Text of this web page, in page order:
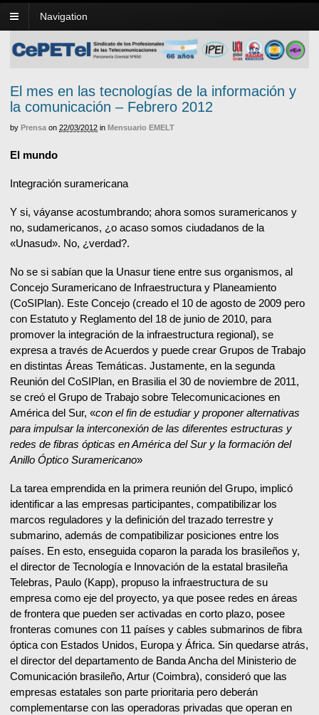
Navigation
El mes en las tecnologías de la información y
la comunicación – Febrero 2012
by Prensa on 22/03/2012 in Mensuario EMELT
El mundo
Integración suramericana
Y si, váyanse acostumbrando; ahora somos suramericanos y
no, sudamericanos, ¿o acaso somos ciudadanos de la
«Unasud». No, ¿verdad?.
No se si sabían que la Unasur tiene entre sus organismos, al
Concejo Suramericano de Infraestructura y Planeamiento
(CoSIPlan). Este Concejo (creado el 10 de agosto de 2009 pero
con Estatuto y Reglamento del 18 de junio de 2010, para
promover la integración de la infraestructura regional), se
expresa a través de Acuerdos y puede crear Grupos de Trabajo
en distintas Áreas Temáticas. Justamente, en la segunda
Reunión del CoSIPlan, en Brasilia el 30 de noviembre de 2011,
se creó el Grupo de Trabajo sobre Telecomunicaciones en
América del Sur, «con el fin de estudiar y proponer alternativas
para impulsar la interconexión de las diferentes estructuras y
redes de fibras ópticas en América del Sur y la formación del
Anillo Óptico Suramericano»
La tarea emprendida en la primera reunión del Grupo, implicó
identificar a las empresas participantes, compatibilizar los
marcos reguladores y la definición del trazado terrestre y
submarino, además de compatibilizar posiciones entre los
países. En esto, enseguida coparon la parada los brasileños y,
el director de Tecnología e Innovación de la estatal brasileña
Telebras, Paulo (Kapp), propuso la infraestructura de su
empresa como eje del proyecto, ya que posee redes en áreas
de frontera que pueden ser activadas en corto plazo, posee
fronteras comunes con 11 países y cables submarinos de fibra
óptica con Estados Unidos, Europa y África. Sin quedarse atrás,
el director del departamento de Banda Ancha del Ministerio de
Comunicación brasileño, Artur (Coimbra), consideró que las
empresas estatales son parte prioritaria pero deberán
complementarse con las operadoras privadas que operan en